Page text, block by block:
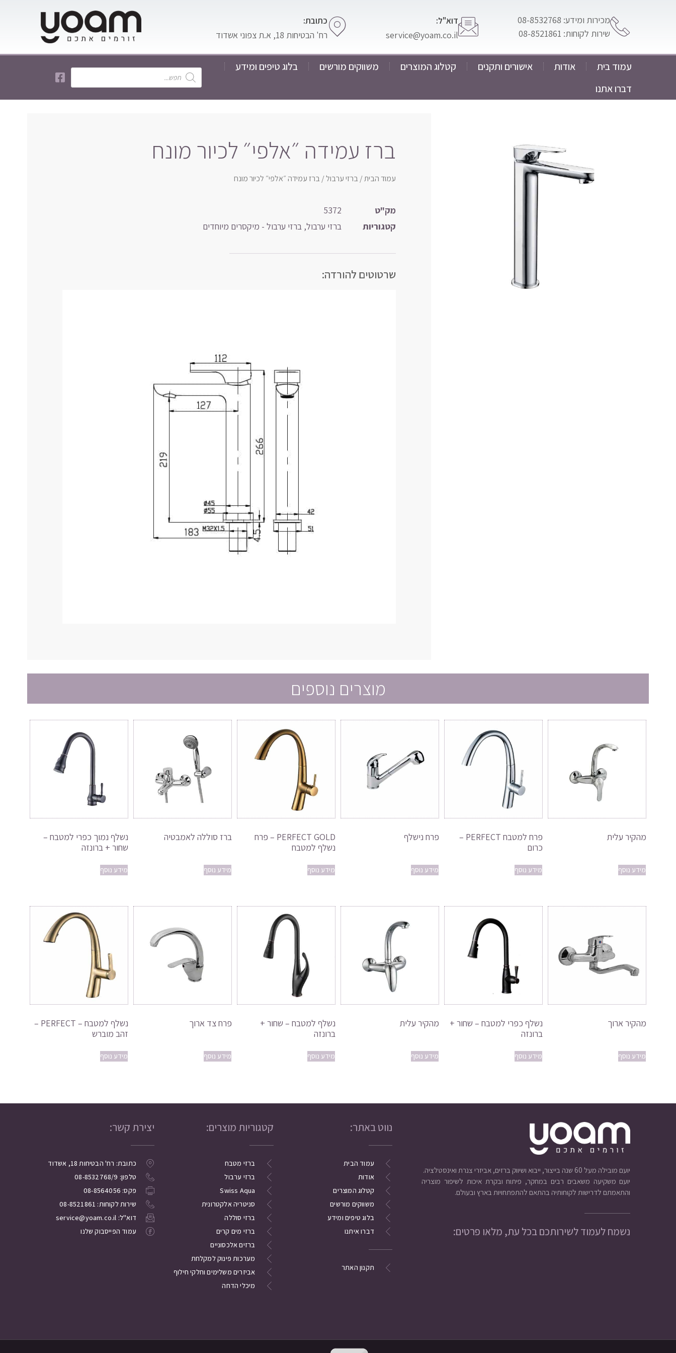
מכירות ומידע: 08-8532768
שירות לקוחות: 08-8521861
דוא"ל:
service@yoam.co.il
כתובת:
רח' הבטיחות 18, א.ת צפוני אשדוד
עמוד בית אודות אישורים ותקנים קטלוג המוצרים משווקים מורשים
בלוג טיפים ומידע
דברו אתנו
ברז עמידה ״אלפי״ לכיור מונח
עמוד הבית/ ברזי ערבול/ ברז עמידה ״אלפי״ לכיור מונח
מק"ט
5372
קטגוריות
ברזי ערבול, ברזי ערבול - מיקסרים מיוחדים
שרטוטים להורדה:
מוצרים נוספים
מהקיר עלית
מידע נוסף
פרח למטבח PERFECT –
כרום
מידע נוסף
פרח נישלף
מידע נוסף
PERFECT GOLD – פרח
נשלף למטבח
מידע נוסף
ברז סוללה לאמבטיה
מידע נוסף
נשלף נמוך כפרי למטבח –
שחור + ברונזה
מידע נוסף
מהקיר ארוך
מידע נוסף
נשלף כפרי למטבח – שחור +
ברונזה
מידע נוסף
מהקיר עלית
מידע נוסף
נשלף למטבח – שחור +
ברונזה
מידע נוסף
פרח צד ארוך
מידע נוסף
נשלף למטבח – PERFECT –
זהב מוברש
מידע נוסף
יועם מובילה מעל 60 שנה בייצור, ייבוא ושיווק ברזים, אביזרי צנרת ואינסטלציה.
יועם משקיעה משאבים רבים במחקר, פיתוח ובקרת איכות לשיפור מוצריה
והתאמתם לדרישות לקוחותיה בהתאם להתפתחויות בארץ ובעולם.
נשמח לעמוד לשירותכם בכל עת, מלאו פרטים:
נווט באתר:
עמוד הבית
אודות
קטלוג המוצרים
משווקים מורשים
בלוג טיפים ומידע
דברו איתנו
תקנון האתר
קטגוריות מוצרים:
ברזי מטבח
ברזי ערבול
Swiss Aqua
סניטריה אלקטרונית
ברזי סוללה
ברזי מים קרים
ברזים אלכסוניים
מערכות פינוק למקלחת
אביזרים משלימים וחלקי חילוף
מיכלי הדחה
יצירת קשר:
כתובת: רח' הבטיחות 18, אשדוד
טלפון: 08-8532768/9
פקס: 08-8564056
שירות לקוחות: 08-8521861
דוא"ל: service@yoam.co.il
עמוד הפייסבוק שלנו